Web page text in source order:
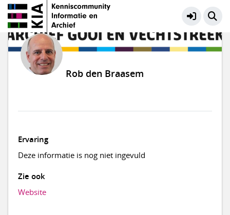
Rob den Braasem
Ervaring
Deze informatie is nog niet ingevuld
Zie ook
Website